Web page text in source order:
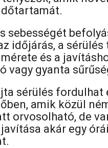
sebességét
időjárás, a sérülés
és a
vagy gyanta
sérülés fordulhat
amik közül
orvosolható, de
akár egy